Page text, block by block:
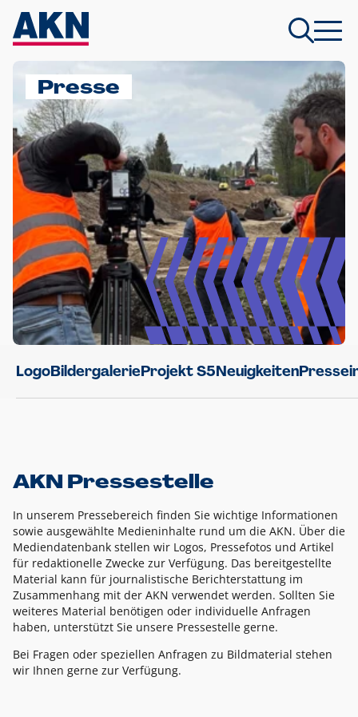
Presse
LogoBildergalerieProjekt S5Neuigkeiten
AKN Pressestelle
In unserem Pressebereich finden Sie wichtige Informationen
sowie ausgewählte Medieninhalte rund um die AKN. Über die
Mediendatenbank stellen wir Logos, Pressefotos und Artikel
für redaktionelle Zwecke zur Verfügung. Das bereitgestellte
Material kann für journalistische Berichterstattung im
Zusammenhang mit der AKN verwendet werden. Sollten Sie
weiteres Material benötigen oder individuelle Anfragen
haben, unterstützt Sie unsere Pressestelle gerne.
Bei Fragen oder speziellen Anfragen zu Bildmaterial stehen
wir Ihnen gerne zur Verfügung.